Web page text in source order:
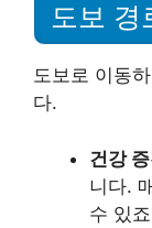
도보 경
도보로 이동
다.
건강
니다.
수 있